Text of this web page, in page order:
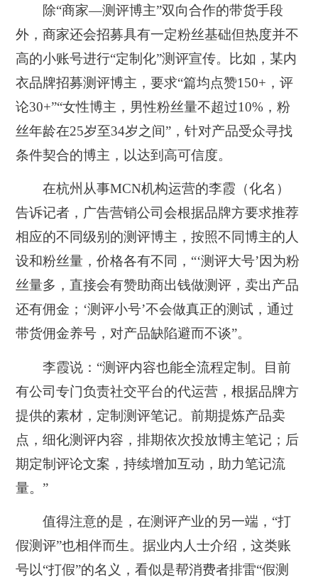
除“商家—测评博主”双向合作的带货手段
外，商家还会招募具有一定粉丝基础但热度并不
高的小账号进行“定制化”测评宣传。比如，某内
衣品牌招募测评博主，要求“篇均点赞150+，评
论30+”“女性博主，男性粉丝量不超过10%，粉
丝年龄在25岁至34岁之间”，针对产品受众寻找
条件契合的博主，以达到高可信度。
在杭州从事MCN机构运营的李霞（化名）
告诉记者，广告营销公司会根据品牌方要求推荐
相应的不同级别的测评博主，按照不同博主的人
设和粉丝量，价格各有不同，“‘测评大号’因为粉
丝量多，直接会有赞助商出钱做测评，卖出产品
还有佣金；‘测评小号’不会做真正的测试，通过
带货佣金养号，对产品缺陷避而不谈”。
李霞说：“测评内容也能全流程定制。目前
有公司专门负责社交平台的代运营，根据品牌方
提供的素材，定制测评笔记。前期提炼产品卖
点，细化测评内容，排期依次投放博主笔记；后
期定制评论文案，持续增加互动，助力笔记流
量。”
值得注意的是，在测评产业的另一端，“打
假测评”也相伴而生。据业内人士介绍，这类账
号以“打假”的名义，看似是帮消费者排雷“假测